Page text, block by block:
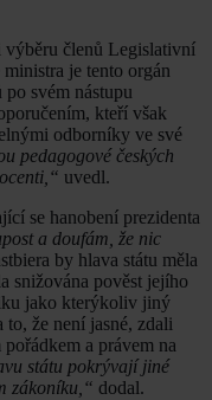
výběru členů Legislativní
je tento orgán
svém nástupu
kteří však
odborníky ve své
pedagogové českých
uvedl.
se hanobení prezidenta
a doufám, že nic
by hlava státu měla
snižována pověst jejího
jako kterýkoliv jiný
že není jasné, zdali
a právem na
státu pokrývají jiné
zákoníku,“ dodal.